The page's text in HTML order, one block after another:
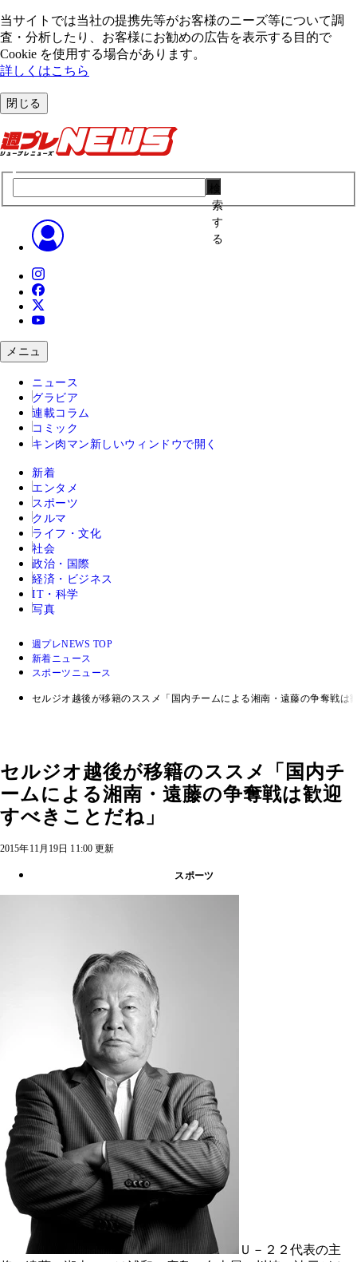
当サイトでは当社の提携先等がお客様のニーズ等について調
査・分析したり、お客様にお勧めの広告を表⽰する⽬的で
Cookie を使⽤する場合があります。
詳しくはこちら
閉じる
索
す
る
メニュ
ニュース
グラビア
連載コラム
コミック
キン肉マン 新しいウィンドウで開く
新着
エンタメ
スポーツ
クルマ
ライフ・文化
社会
政治・国際
経済・ビジネス
IT・科学
写真
週プレNEWS TOP
新着ニュース
スポーツニュース
セルジオ越後が移籍のススメ「国内チームによる湘南・遠藤の争奪戦は
セルジオ越後が移籍のススメ「国内チ
ームによる湘南・遠藤の争奪戦は歓迎
すべきことだね」
2015年11月19日 11:00 更新
スポーツ
Ｕ－２２代表の主